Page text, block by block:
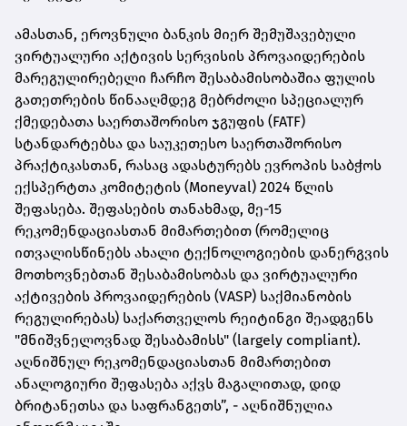
ამასთან, ეროვნული ბანკის მიერ შემუშავებული
ვირტუალური აქტივის სერვისის პროვაიდერების
მარეგულირებელი ჩარჩო შესაბამისობაშია ფულის
გათეთრების წინააღმდეგ მებრძოლი სპეციალურ
ქმედებათა საერთაშორისო ჯგუფის (FATF)
სტანდარტებსა და საუკეთესო საერთაშორისო
პრაქტიკასთან, რასაც ადასტურებს ევროპის საბჭოს
ექსპერტთა კომიტეტის (Moneyval) 2024 წლის
შეფასება. შეფასების თანახმად, მე-15
რეკომენდაციასთან მიმართებით (რომელიც
ითვალისწინებს ახალი ტექნოლოგიების დანერგვის
მოთხოვნებთან შესაბამისობას და ვირტუალური
აქტივების პროვაიდერების (VASP) საქმიანობის
რეგულირებას) საქართველოს რეიტინგი შეადგენს
"მნიშვნელოვნად შესაბამისს" (largely compliant).
აღნიშნულ რეკომენდაციასთან მიმართებით
ანალოგიური შეფასება აქვს მაგალითად, დიდ
ბრიტანეთსა და საფრანგეთს”, - აღნიშნულია